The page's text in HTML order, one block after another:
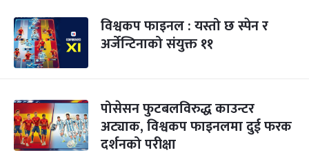
विश्वकप फाइनल : यस्तो छ स्पेन र
अर्जेन्टिनाको संयुक्त ११
पोसेसन फुटबलविरुद्ध काउन्टर
अट्याक, विश्वकप फाइनलमा दुई फरक
दर्शनको परीक्षा